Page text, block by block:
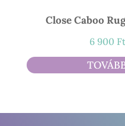
Close Caboo
6 900 Ft